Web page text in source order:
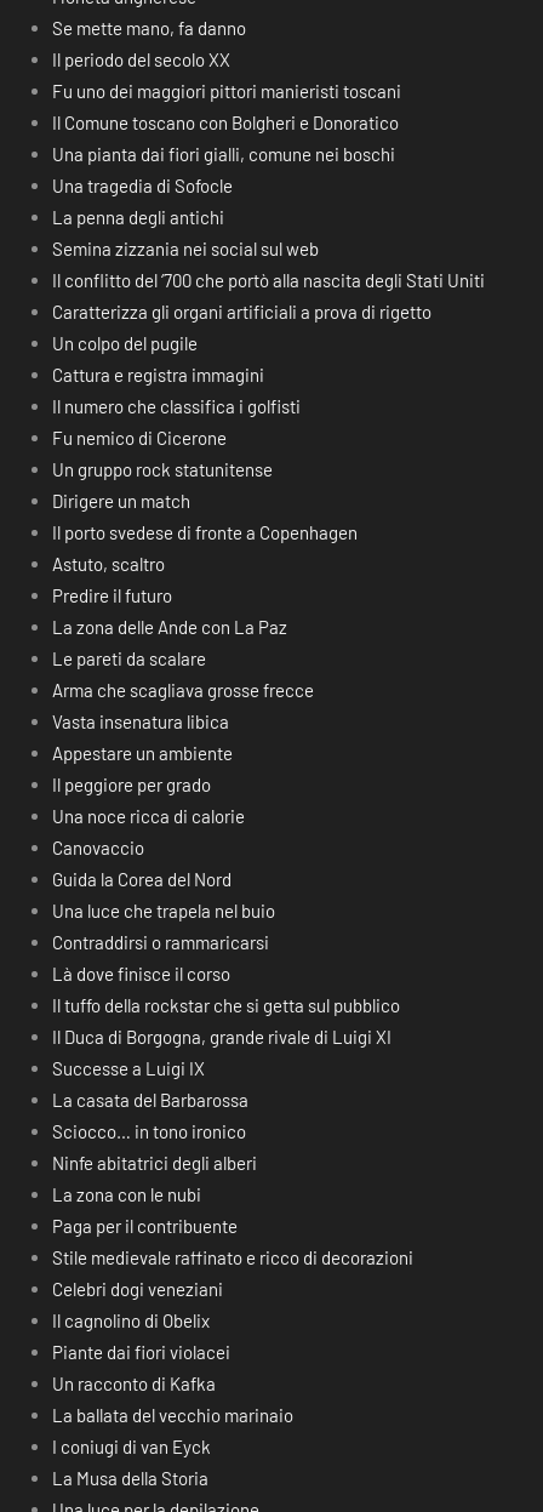
Se mette mano, fa danno
Il periodo del secolo XX
Fu uno dei maggiori pittori manieristi toscani
Il Comune toscano con Bolgheri e Donoratico
Una pianta dai fiori gialli, comune nei boschi
Una tragedia di Sofocle
La penna degli antichi
Semina zizzania nei social sul web
Il conflitto del ‘700 che portò alla nascita degli Stati Uniti
Caratterizza gli organi artificiali a prova di rigetto
Un colpo del pugile
Cattura e registra immagini
Il numero che classifica i golfisti
Fu nemico di Cicerone
Un gruppo rock statunitense
Dirigere un match
Il porto svedese di fronte a Copenhagen
Astuto, scaltro
Predire il futuro
La zona delle Ande con La Paz
Le pareti da scalare
Arma che scagliava grosse frecce
Vasta insenatura libica
Appestare un ambiente
Il peggiore per grado
Una noce ricca di calorie
Canovaccio
Guida la Corea del Nord
Una luce che trapela nel buio
Contraddirsi o rammaricarsi
Là dove finisce il corso
Il tuffo della rockstar che si getta sul pubblico
Il Duca di Borgogna, grande rivale di Luigi XI
Successe a Luigi IX
La casata del Barbarossa
Sciocco… in tono ironico
Ninfe abitatrici degli alberi
La zona con le nubi
Paga per il contribuente
Stile medievale raffinato e ricco di decorazioni
Celebri dogi veneziani
Il cagnolino di Obelix
Piante dai fiori violacei
Un racconto di Kafka
La ballata del vecchio marinaio
I coniugi di van Eyck
La Musa della Storia